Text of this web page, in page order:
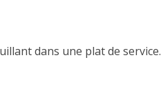
dans une plat de service.